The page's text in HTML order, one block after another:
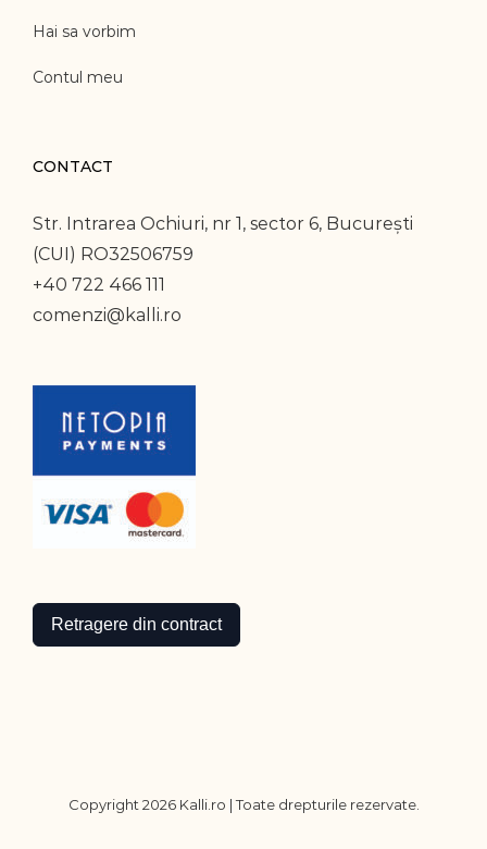
Hai sa vorbim
Contul meu
CONTACT
Str. Intrarea Ochiuri, nr 1, sector 6, București
(CUI) RO32506759
+40 722 466 111
comenzi@kalli.ro
Retragere din contract
Copyright 2026 Kalli.ro | Toate drepturile rezervate.